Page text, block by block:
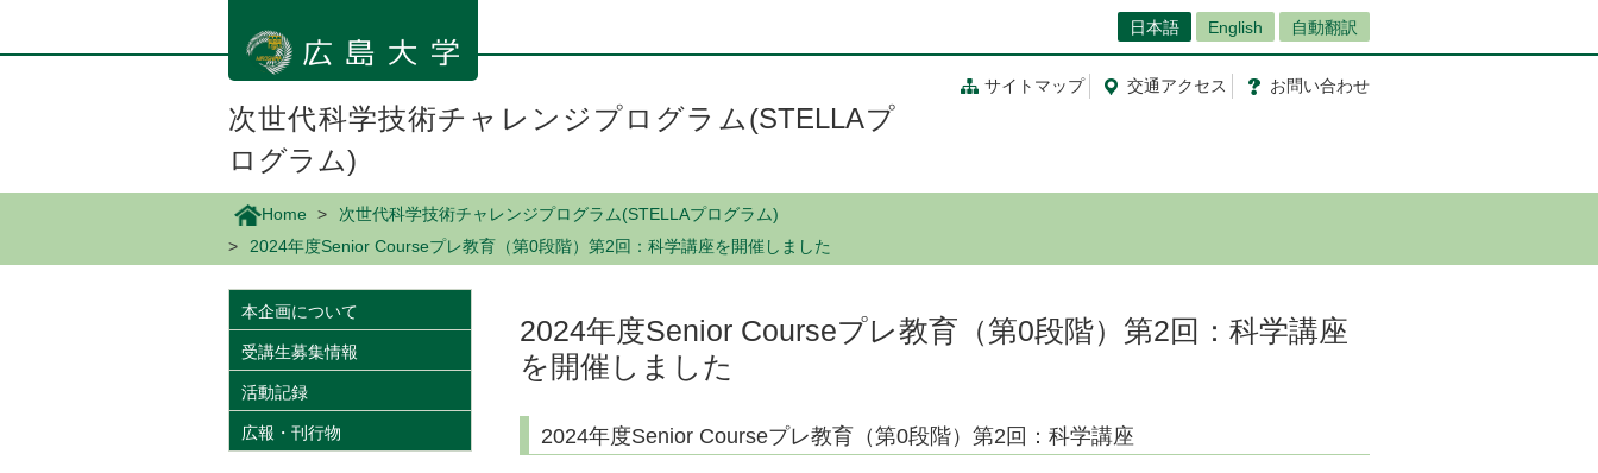
ン
動
日本語 English 自動翻訳
サイトマップ 交通アクセス お問い合わせ
次世代科学技術チャレンジプログラム(STELLAプ
ログラム)
Home
次世代科学技術チャレンジプログラム(STELLAプログラム)
2024年度Senior Courseプレ教育（第0段階）第2回：科学講座を開催しました
2024年度Senior Courseプレ教育（第0段階）第2回：科学講座
を開催しました
2024年度Senior Courseプレ教育（第0段階）第2回：科学講座
本企画について
受講生募集情報
活動記録
広報・刊行物